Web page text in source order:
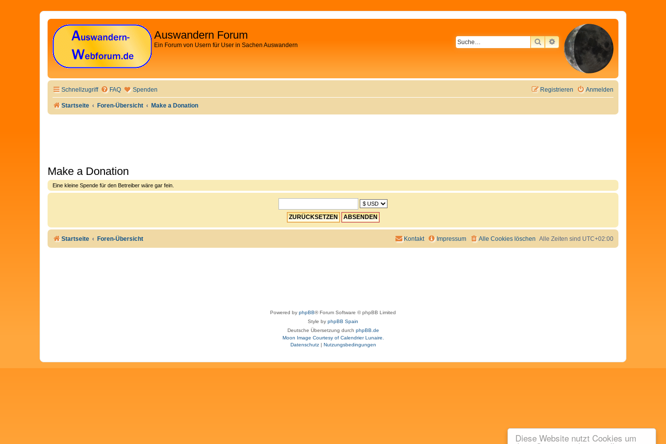
Diese Website nutzt Cookies um
Auswandern Forum
Ein Forum von Usern für User in Sachen Auswandern SUCHEERWEITERTE SUCHE
Schnellzugriff FAQ Spenden Anmelden
Registrieren
Startseite Foren-Übersicht Make a Donation
Make a Donation
Eine kleine Spende für den Betreiber wäre gar fein.
Startseite Foren-Übersicht Alle Zeiten sind UTC+02:00
Alle Cookies löschen
Impressum
Kontakt
Powered by phpBB® Forum Software © phpBB Limited
Style by phpBB Spain
Deutsche Übersetzung durch phpBB.de
Moon Image Courtesy of Calendrier Lunaire.
Datenschutz| Nutzungsbedingungen